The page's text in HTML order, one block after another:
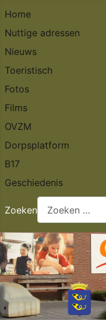
Home
Nuttige adressen
Nieuws
Toeristisch
Fotos
Films
OVZM
Dorpsplatform
B17
Geschiedenis
Zoeken